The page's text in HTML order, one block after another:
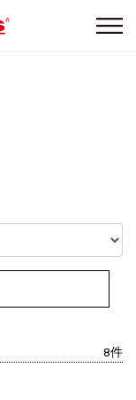
8件